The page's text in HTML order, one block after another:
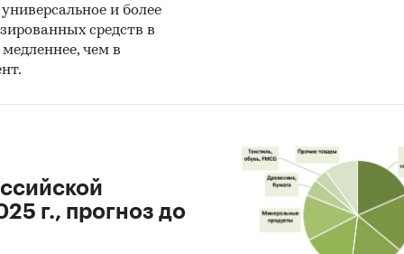
и более
средств в
чем в
г., прогноз до